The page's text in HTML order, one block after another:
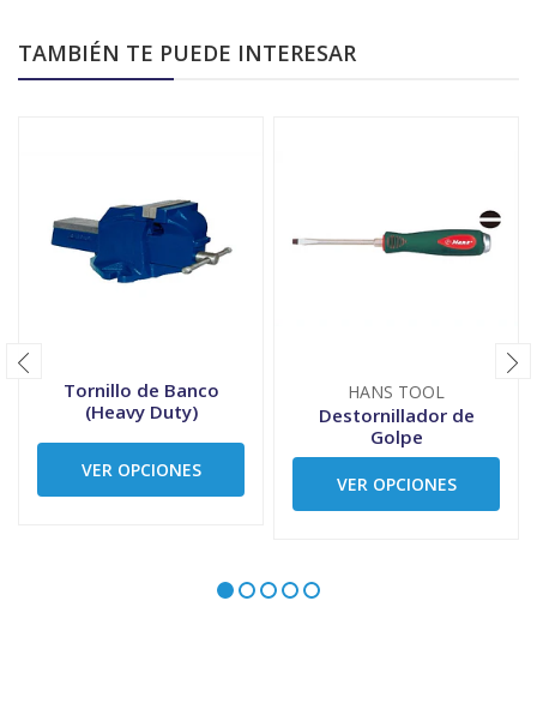
TAMBIÉN TE PUEDE INTERESAR
Tornillo de Banco
(Heavy Duty)
VER OPCIONES
HANS TOOL
Destornillador de
Golpe
VER OPCIONES